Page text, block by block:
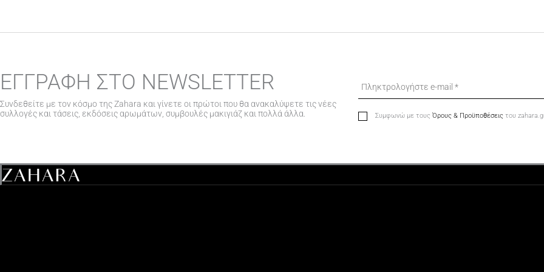
ΕΓΓΡΑΦΗ ΣΤΟ NEWSLETTER
Συνδεθείτε με τον κόσμο της Zahara και γίνετε οι πρώτοι που θα ανακαλύψετε τις νέες
συλλογές και τάσεις, εκδόσεις αρωμάτων, συμβουλές μακιγιάζ και πολλά άλλα.
Συμφωνώ με τουςΌρους & Προϋποθέσεις του